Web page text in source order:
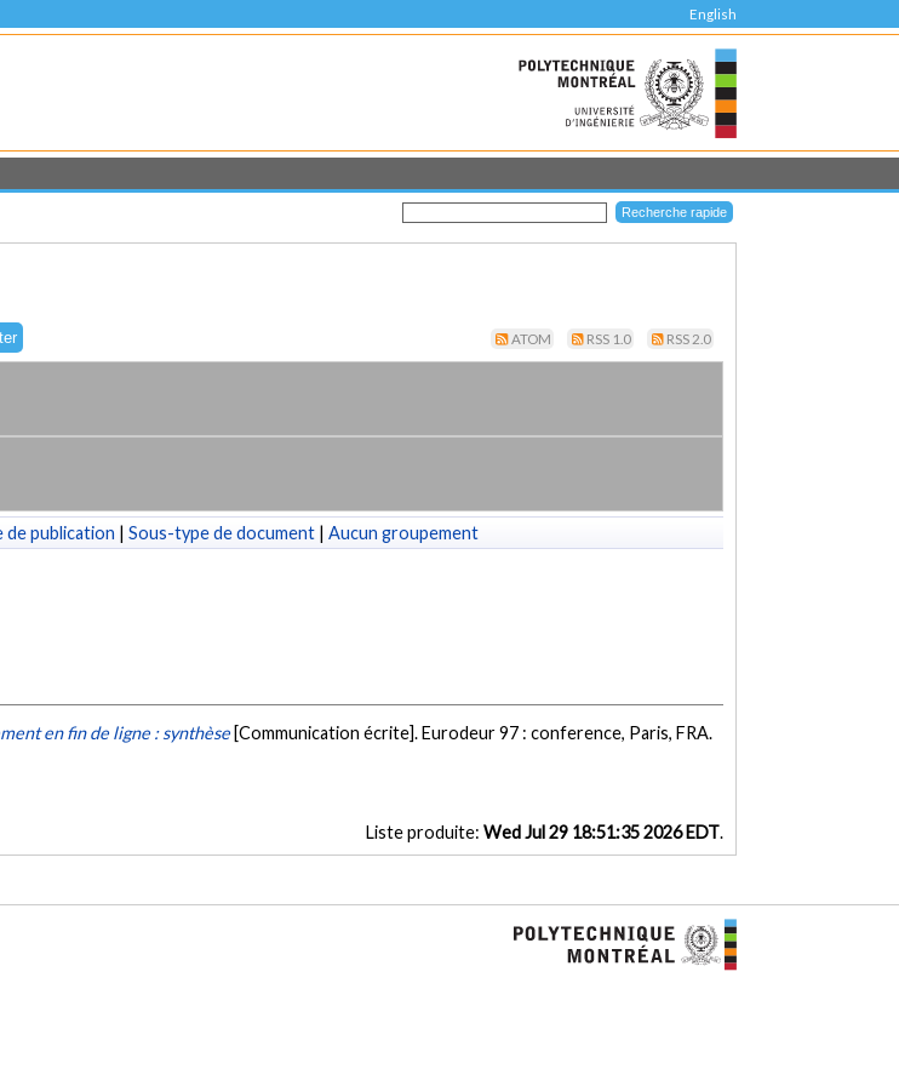
English
ATOM RSS 1.0 RSS 2.0
de publication | Sous-type de document | Aucun groupement
en fin de ligne : synthèse [Communication écrite]. Eurodeur 97 : conference, Paris, FRA.
Liste produite: Wed Jul 29 18:51:35 2026 EDT.